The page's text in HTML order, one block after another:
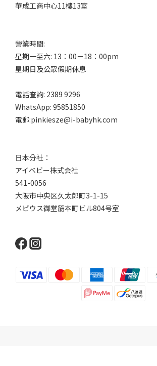
華成工商中心11樓13室
營業時間:
星期一至六: 13：00－18：00pm
星期日及公眾假期休息
電話查詢: 2389 9296
WhatsApp: 95851850
電郵:pinkiesze@i-babyhk.com
日本分社：
アイベビー株式会社
541-0056
大阪市中央区久太郎町3-1-15
メビウス御堂筋本町ビル804号室